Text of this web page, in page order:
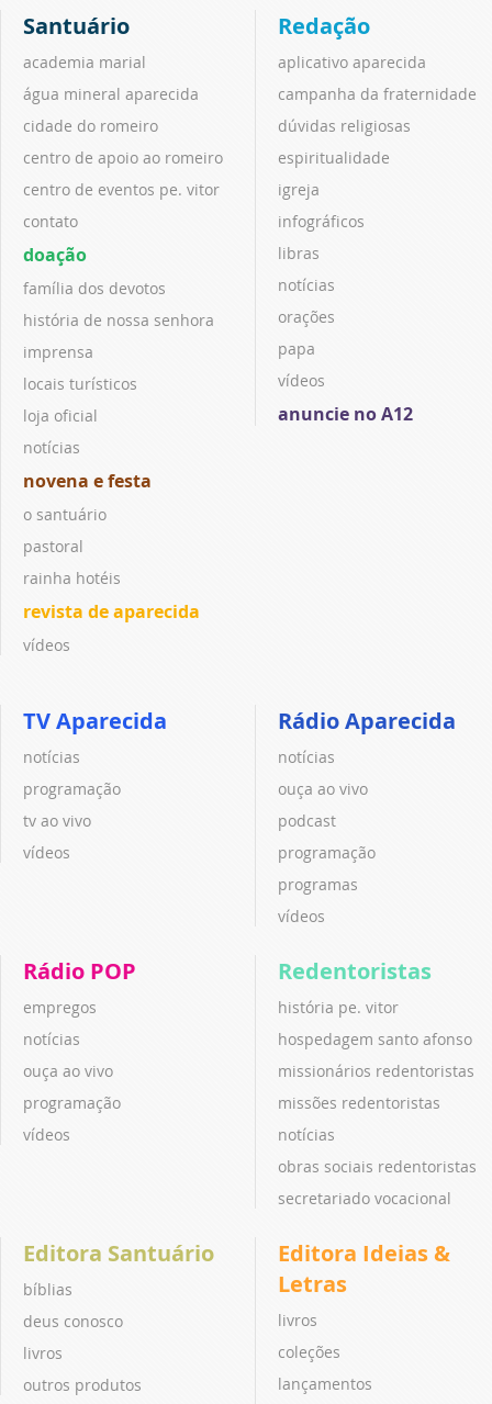
Santuário
academia marial
água mineral aparecida
cidade do romeiro
centro de apoio ao romeiro
centro de eventos pe. vitor
contato
doação
família dos devotos
história de nossa senhora
imprensa
locais turísticos
loja oficial
notícias
novena e festa
o santuário
pastoral
rainha hotéis
revista de aparecida
vídeos
Redação
aplicativo aparecida
campanha da fraternidade
dúvidas religiosas
espiritualidade
igreja
infográficos
libras
notícias
orações
papa
vídeos
anuncie no A12
TV Aparecida
notícias
programação
tv ao vivo
vídeos
Rádio Aparecida
notícias
ouça ao vivo
podcast
programação
programas
vídeos
Rádio POP
empregos
notícias
ouça ao vivo
programação
vídeos
Redentoristas
história pe. vitor
hospedagem santo afonso
missionários redentoristas
missões redentoristas
notícias
obras sociais redentoristas
secretariado vocacional
Editora Santuário
bíblias
deus conosco
livros
outros produtos
Editora Ideias &
Letras
livros
coleções
lançamentos